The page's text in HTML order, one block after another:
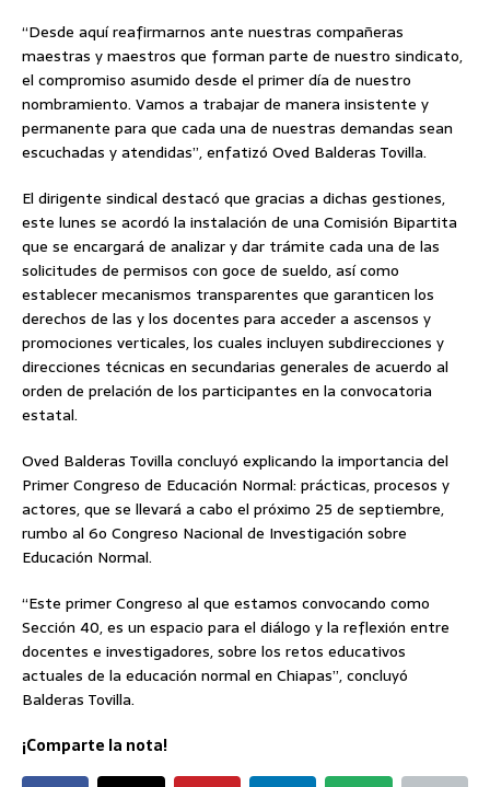
“Desde aquí reafirmarnos ante nuestras compañeras
maestras y maestros que forman parte de nuestro sindicato,
el compromiso asumido desde el primer día de nuestro
nombramiento. Vamos a trabajar de manera insistente y
permanente para que cada una de nuestras demandas sean
escuchadas y atendidas”, enfatizó Oved Balderas Tovilla.
El dirigente sindical destacó que gracias a dichas gestiones,
este lunes se acordó la instalación de una Comisión Bipartita
que se encargará de analizar y dar trámite cada una de las
solicitudes de permisos con goce de sueldo, así como
establecer mecanismos transparentes que garanticen los
derechos de las y los docentes para acceder a ascensos y
promociones verticales, los cuales incluyen subdirecciones y
direcciones técnicas en secundarias generales de acuerdo al
orden de prelación de los participantes en la convocatoria
estatal.
Oved Balderas Tovilla concluyó explicando la importancia del
Primer Congreso de Educación Normal: prácticas, procesos y
actores, que se llevará a cabo el próximo 25 de septiembre,
rumbo al 6o Congreso Nacional de Investigación sobre
Educación Normal.
“Este primer Congreso al que estamos convocando como
Sección 40, es un espacio para el diálogo y la reflexión entre
docentes e investigadores, sobre los retos educativos
actuales de la educación normal en Chiapas”, concluyó
Balderas Tovilla.
¡Comparte la nota!